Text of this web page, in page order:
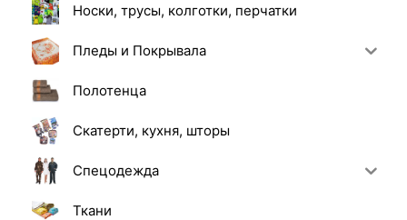
Носки, трусы, колготки, перчатки
Пледы и Покрывала
Полотенца
Скатерти, кухня, шторы
Спецодежда
Ткани